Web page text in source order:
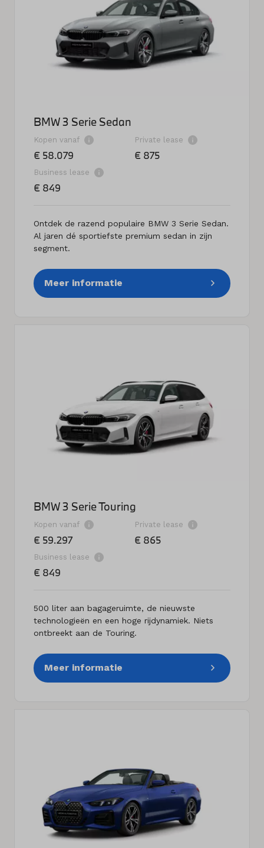
BMW 3 Serie Sedan
Kopen vanaf
€ 58.079
Private lease
€ 875
Business lease
€ 849
Ontdek de razend populaire BMW 3 Serie Sedan.
Al jaren dé sportiefste premium sedan in zijn
segment.
Meer informatie
BMW 3 Serie Touring
Kopen vanaf
€ 59.297
Private lease
€ 865
Business lease
€ 849
500 liter aan bagageruimte, de nieuwste
technologieën en een hoge rijdynamiek. Niets
ontbreekt aan de Touring.
Meer informatie